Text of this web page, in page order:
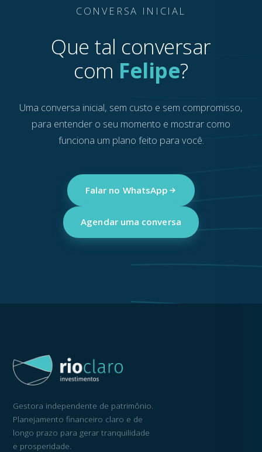
CONVERSA INICIAL
Que tal conversar
com Felipe?
Uma conversa inicial, sem custo e sem compromisso,
para entender o seu momento e mostrar como
funciona um plano feito para você.
Falar no WhatsApp
Agendar uma conversa
Gestora independente de patrimônio.
Planejamento financeiro claro e de
longo prazo para gerar tranquilidade
e prosperidade.